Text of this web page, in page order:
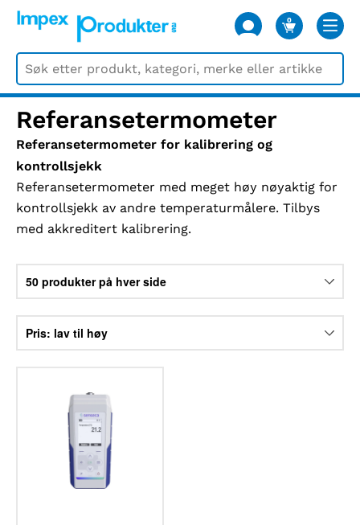
0
VARER
Referansetermometer
Referansetermometer for kalibrering og
kontrollsjekk
Referansetermometer med meget høy nøyaktig for
kontrollsjekk av andre temperaturmålere. Tilbys
med akkreditert kalibrering.